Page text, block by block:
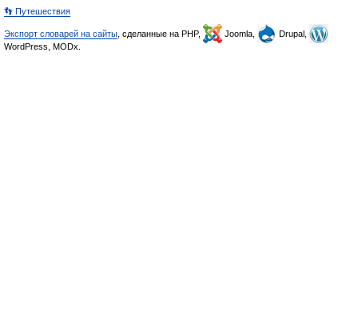
👣 Путешествия
Экспорт словарей на сайты , сделанные на PHP, Joomla,
Drupal,
WordPress, MODx.